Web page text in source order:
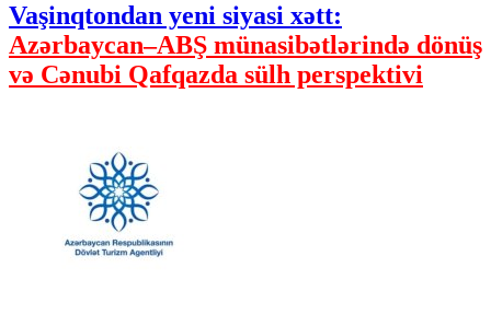
Vaşinqtondan yeni siyasi xətt:
Azərbaycan–ABŞ münasibətlərində dönüş
və Cənubi Qafqazda sülh perspektivi